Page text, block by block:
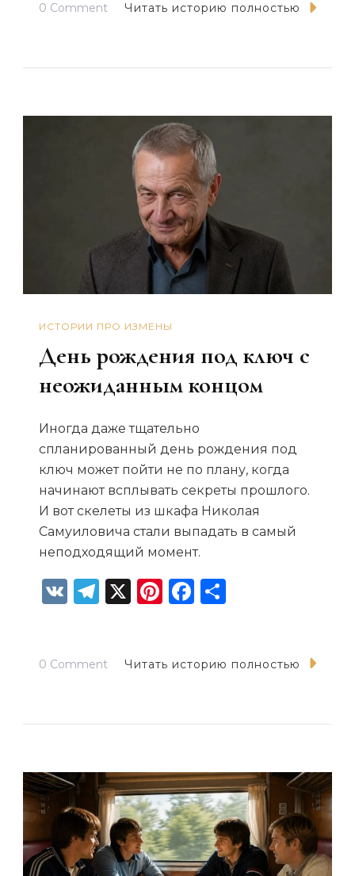
0 Comment
соседству
Читать историю полностью
ИСТОРИИ ПРО ИЗМЕНЫ
День рождения под ключ с
неожиданным концом
Иногда даже тщательно
спланированный день рождения под
ключ может пойти не по плану, когда
начинают всплывать секреты прошлого.
И вот скелеты из шкафа Николая
Самуиловича стали выпадать в самый
неподходящий момент.
VK Telegram
X Pinterest
Facebook
0 Comment
с
неожиданным
концом
Читать историю полностью